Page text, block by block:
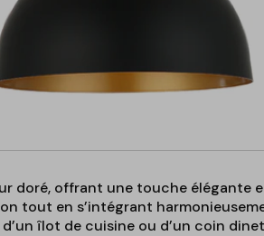
doré, offrant une touche élégante
tout en s’intégrant
d’un îlot de cuisine ou d’un coin